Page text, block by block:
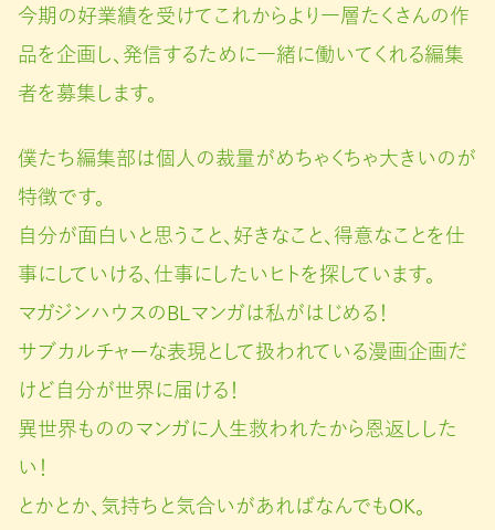
今期の好業績を受けてこれからより一層たくさんの作
品を企画し、発信するために一緒に働いてくれる編集
者を募集します。
僕たち編集部は個人の裁量がめちゃくちゃ大きいのが
特徴です。
自分が面白いと思うこと、好きなこと、得意なことを仕
事にしていける、仕事にしたいヒトを探しています。
マガジンハウスのBLマンガは私がはじめる！
サブカルチャーな表現として扱われている漫画企画だ
けど自分が世界に届ける！
異世界もののマンガに人生救われたから恩返しした
い！
とかとか、気持ちと気合いがあればなんでもOK。